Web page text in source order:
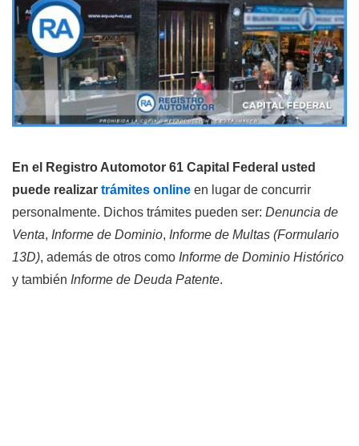
En el Registro Automotor 61 Capital Federal usted
puede realizar trámites online en lugar de concurrir
personalmente. Dichos trámites pueden ser: Denuncia de
Venta, Informe de Dominio, Informe de Multas (Formulario
13D), además de otros como Informe de Dominio Histórico
y también Informe de Deuda Patente.